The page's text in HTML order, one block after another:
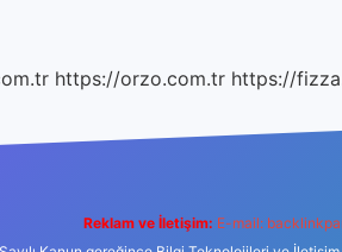
https://orzo.com.tr https://
Reklam ve İletişim: E-mail: